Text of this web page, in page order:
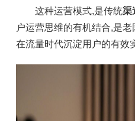
这种运营模式,是传统渠
户运营思维的有机结合,是老
在流量时代沉淀用户的有效